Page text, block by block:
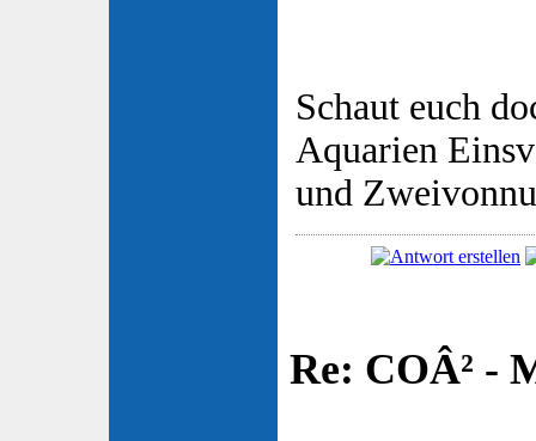
Schaut euch
Aquarien
und
Re: COÂ² -